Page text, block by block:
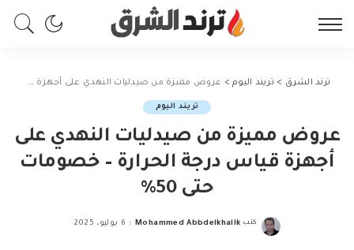
ترند الشرق > تريند اليوم> عروض مميزة من صيدليات النهدي على أجهزة قياس درجة الحرارة – خصومات حتى 50%
تريند اليوم
عروض مميزة من صيدليات النهدي على
أجهزة قياس درجة الحرارة – خصومات
حتى 50%
Posted
كتب Mohammed Abbdelkhalik 6 يوليو، 2025